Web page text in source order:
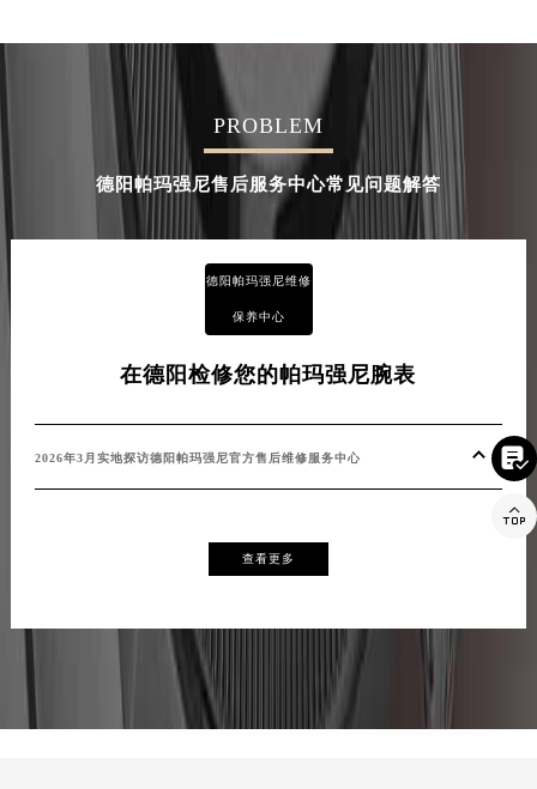
PROBLEM
德阳帕玛强尼售后服务中心常见问题解答
德阳帕玛强尼维修
保养中心
在德阳检修您的帕玛强尼腕表
2026年3月实地探访德阳帕玛强尼官方售后维修服务中心
查看更多

